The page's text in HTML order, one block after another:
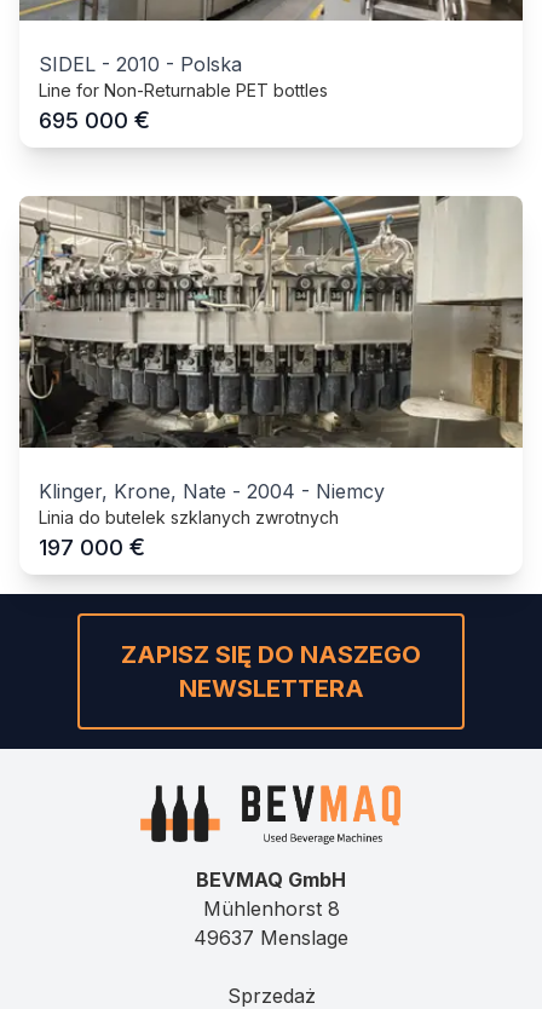
SIDEL - 2010 - Polska
Line for Non-Returnable PET bottles
695 000 €
Klinger, Krone, Nate - 2004 - Niemcy
Linia do butelek szklanych zwrotnych
197 000 €
ZAPISZ SIĘ DO NASZEGO
NEWSLETTERA
BEVMAQ GmbH
Mühlenhorst 8
49637 Menslage
Sprzedaż